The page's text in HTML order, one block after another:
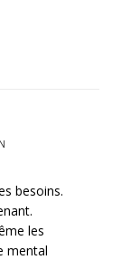
besoins.
les
mental